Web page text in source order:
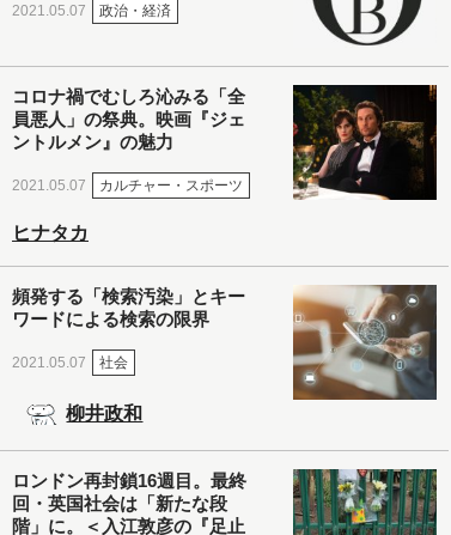
2021.05.07 政治・経済
コロナ禍でむしろ沁みる「全
員悪人」の祭典。映画『ジェ
ントルメン』の魅力
2021.05.07 カルチャー・スポーツ
ヒナタカ
頻発する「検索汚染」とキー
ワードによる検索の限界
2021.05.07 社会
柳井政和
ロンドン再封鎖16週目。最終
回・英国社会は「新たな段
階」に。＜入江敦彦の『足止